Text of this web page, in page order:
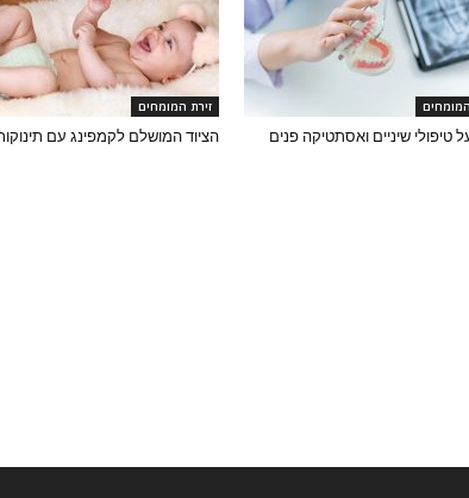
טיפולי שיניים ואסתטיקה פנים
זירת המומחים
הציוד המושלם לקמפינג עם